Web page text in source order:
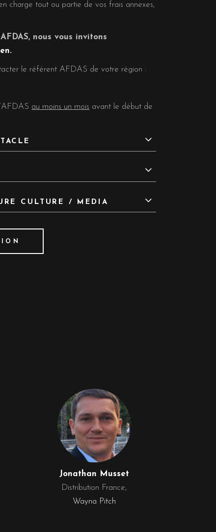
charge tout ou partie de vos frais annexes,
nous vous invitons
le référent AFDAS de votre région :
au moins un mois avant le début de
CULTURE / MEDIA
Jonathan Musset
Distribution France,
Wayna Pitch